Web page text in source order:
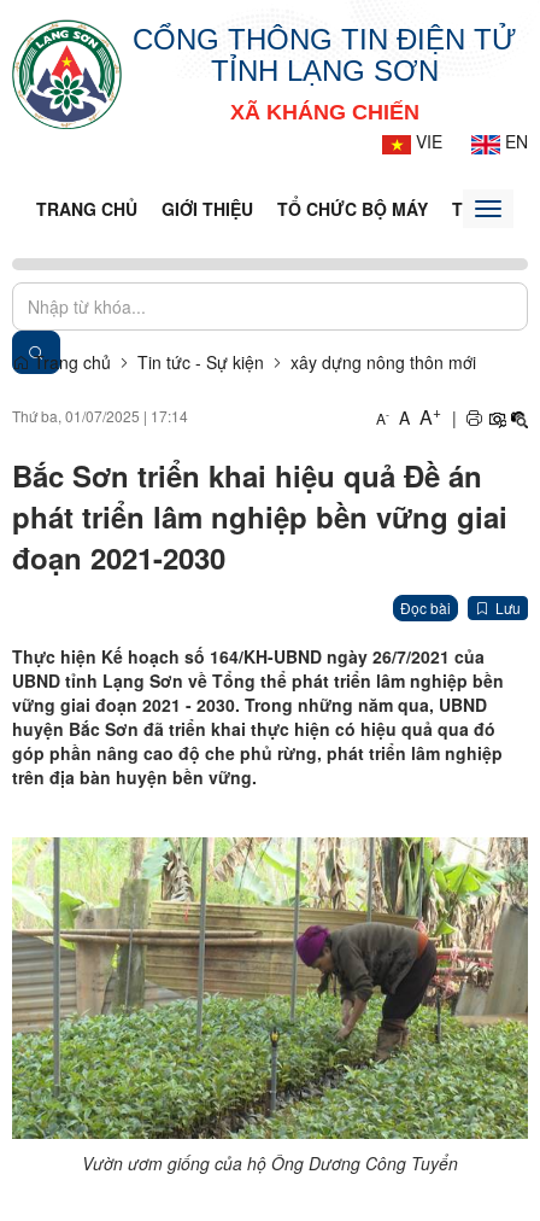
CỔNG THÔNG TIN ĐIỆN TỬ
TỈNH LẠNG SƠN
XÃ KHÁNG CHIẾN
VIE
EN
TRANG CHỦ GIỚI THIỆU TỔ CHỨC BỘ MÁY TIN TỨC -
Toggle
Trang chủ Tin tức - Sự kiện xây dựng nông thôn mới
Thứ ba, 01/07/2025 | 17:14 A- A A+ |
Bắc Sơn triển khai hiệu quả Đề án
phát triển lâm nghiệp bền vững giai
đoạn 2021-2030
Đọc bài Lưu
Thực hiện Kế hoạch số 164/KH-UBND ngày 26/7/2021 của
UBND tỉnh Lạng Sơn về Tổng thể phát triển lâm nghiệp bền
vững giai đoạn 2021 - 2030. Trong những năm qua, UBND
huyện Bắc Sơn đã triển khai thực hiện có hiệu quả qua đó
góp phần nâng cao độ che phủ rừng, phát triển lâm nghiệp
trên địa bàn huyện bền vững.
Vườn ươm giống của hộ Ông Dương Công Tuyển